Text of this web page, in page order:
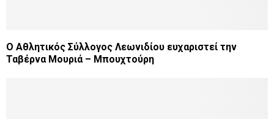
Ο Αθλητικός Σύλλογος Λεωνιδίου ευχαριστεί την
Ταβέρνα Μουριά – Μπουχτούρη